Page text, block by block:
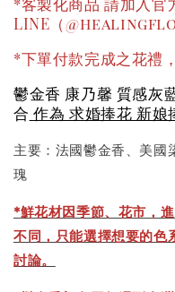
LINE（
*下單付款完成之花禮
鬱金香 康乃馨 質感灰
合 作為 求婚捧花 新娘
主要：法國鬱金香、美國
瑰
*鮮花材因季節、花市，
不同，只能選擇想要的色
討論。